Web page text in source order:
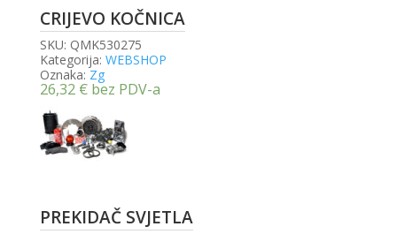
CRIJEVO KOČNICA
SKU: QMK530275
Kategorija: WEBSHOP
Oznaka: Zg
26,32 € bez PDV-a
PREKIDAČ SVJETLA